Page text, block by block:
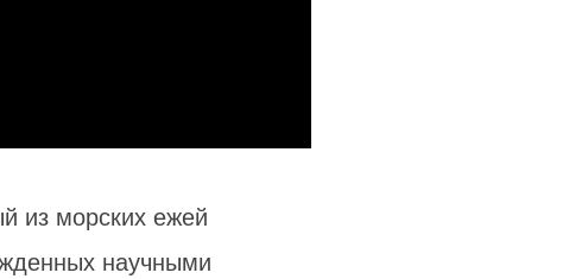
из морских ежей
научными